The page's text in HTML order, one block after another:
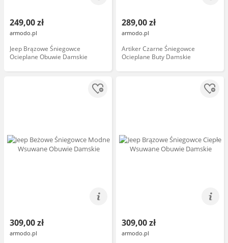
249,00 zł
armodo.pl
Jeep Brązowe Śniegowce
Ocieplane Obuwie Damskie
289,00 zł
armodo.pl
Artiker Czarne Śniegowce
Ocieplane Buty Damskie
309,00 zł
armodo.pl
309,00 zł
armodo.pl